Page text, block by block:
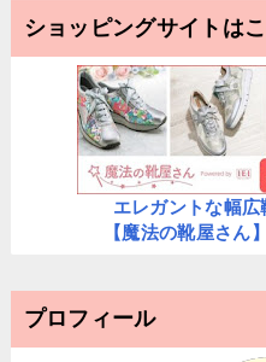
ショッピングサイトは
エレガントな幅広
【魔法の靴屋さん
プロフィール